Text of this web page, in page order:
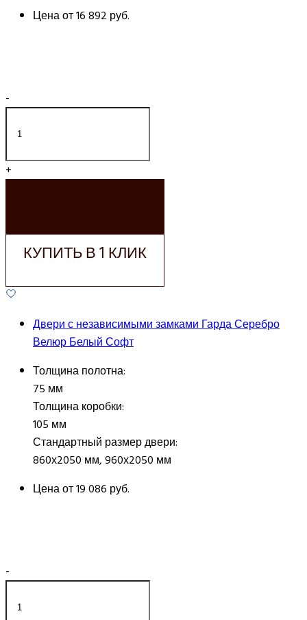
Цена от16 892 руб.
-
+
КУПИТЬ В 1 КЛИК
Двери с независимыми замками Гарда Серебро
Велюр Белый Софт
Толщина полотна:
75 мм
Толщина коробки:
105 мм
Стандартный размер двери:
860х2050 мм, 960х2050 мм
Цена от19 086 руб.
-